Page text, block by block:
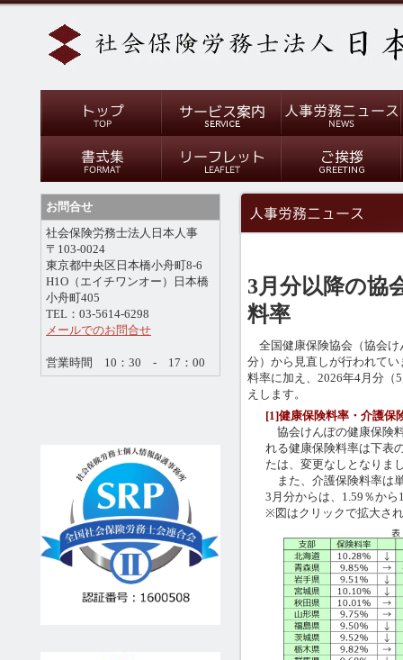
3月分以降の協
料率
全国健康保険協会（協会け
分）から見直しが行われて
料率に加え、2026年4月分（
えします。
[1]健康保険料率・介護保
協会けんぽの健康保険
れる健康保険料率は下表
たは、変更なしとなりま
また、介護保険料率は
3月分からは、1.59％か
※図はクリックで拡大さ
お問合せ
社会保険労務士法人日本人事
〒103-0024
東京都中央区日本橋小舟町8-6
H1O（エイチワンオー）日本橋
小舟町405
TEL：03-5614-6298
メールでのお問合せ
営業時間 10：30 - 17：00